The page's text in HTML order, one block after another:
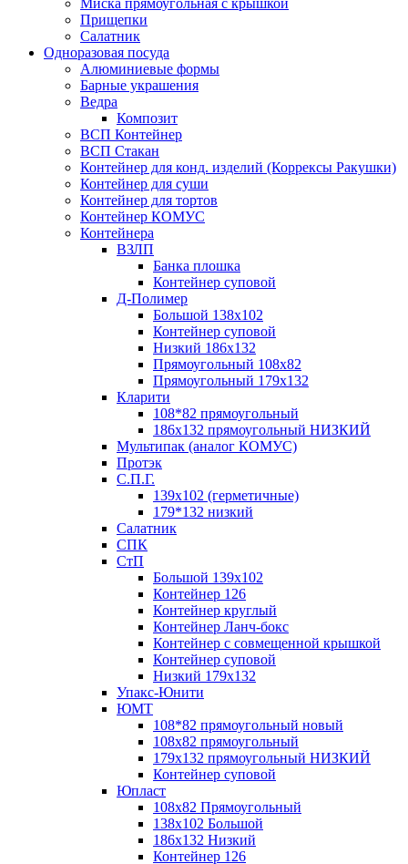
Миска прямоугольная с крышкой
Прищепки
Салатник
Одноразовая посуда
Алюминиевые формы
Барные украшения
Ведра
Композит
ВСП Контейнер
ВСП Стакан
Контейнер для конд. изделий (Коррексы Ракушки)
Контейнер для суши
Контейнер для тортов
Контейнер КОМУС
Контейнера
ВЗЛП
Банка плошка
Контейнер суповой
Д-Полимер
Большой 138х102
Контейнер суповой
Низкий 186х132
Прямоугольный 108х82
Прямоугольный 179х132
Кларити
108*82 прямоугольный
186х132 прямоугольный НИЗКИЙ
Мультипак (аналог КОМУС)
Протэк
С.П.Г.
139х102 (герметичные)
179*132 низкий
Салатник
СПК
СтП
Большой 139х102
Контейнер 126
Контейнер круглый
Контейнер Ланч-бокс
Контейнер с совмещенной крышкой
Контейнер суповой
Низкий 179х132
Упакс-Юнити
ЮМТ
108*82 прямоугольный новый
108х82 прямоугольный
179х132 прямоугольный НИЗКИЙ
Контейнер суповой
Юпласт
108х82 Прямоугольный
138х102 Большой
186х132 Низкий
Контейнер 126